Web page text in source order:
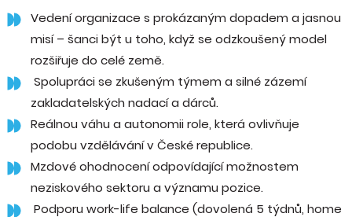
Vedení organizace s prokázaným dopadem a jasnou
misí –⁠⁠⁠⁠⁠⁠ šanci být u toho, když se odzkoušený model
rozšiřuje do celé země.
Spolupráci se zkušeným týmem a silné zázemí
zakladatelských nadací a dárců.
Reálnou váhu a autonomii role, která ovlivňuje
podobu vzdělávání v České republice.
Mzdové ohodnocení odpovídající možnostem
neziskového sektoru a významu pozice.
Podporu work-life balance (dovolená 5 týdnů, home